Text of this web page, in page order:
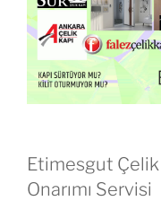
Etimesgut Çelik
Onarımı Servisi